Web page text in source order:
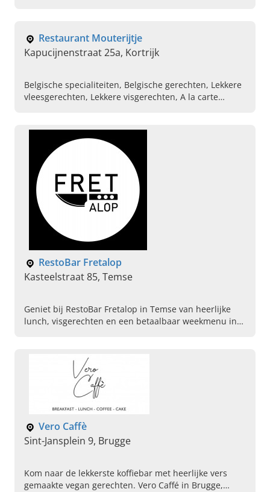
Restaurant Mouterijtje
Kapucijnenstraat 25a, Kortrijk
Belgische specialiteiten, Belgische gerechten, Lekkere
vleesgerechten, Lekkere visgerechten, A la carte
restaurant in de buurt
RestoBar Fretalop
Kasteelstraat 85, Temse
Geniet bij RestoBar Fretalop in Temse van heerlijke
lunch, visgerechten en een betaalbaar weekmenu in
Vero Caffè
Sint-Jansplein 9, Brugge
Kom naar de lekkerste koffiebar met heerlijke vers
gemaakte vegan gerechten. Vero Caffé in Brugge,